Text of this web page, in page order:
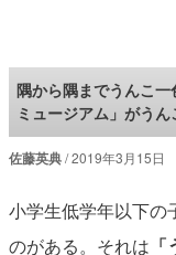
ロケットニュース24
隅から隅までうんこ
ミュージアム」がう
佐藤英典 2019年3月15日
小学生低学年以下の
のがある。それは